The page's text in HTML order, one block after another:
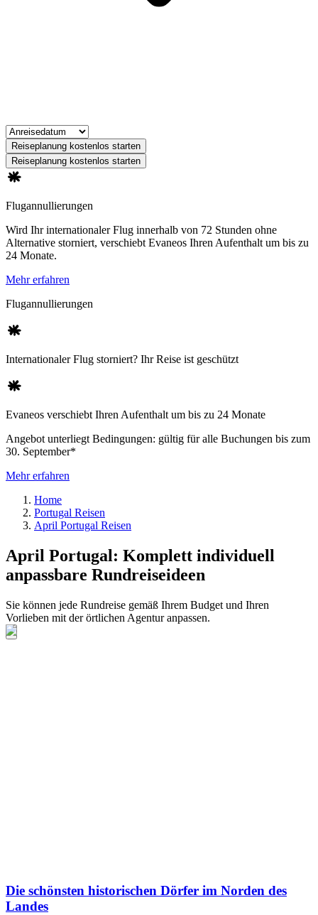
Reiseplanung kostenlos starten
Reiseplanung kostenlos starten
Flugannullierungen
Wird Ihr internationaler Flug innerhalb von 72 Stunden ohne
Alternative storniert, verschiebt Evaneos Ihren Aufenthalt um bis zu
24 Monate.
Mehr erfahren
Flugannullierungen
Internationaler Flug storniert? Ihr Reise ist geschützt
Evaneos verschiebt Ihren Aufenthalt um bis zu 24 Monate
Angebot unterliegt Bedingungen: gültig für alle Buchungen bis zum
30. September*
Mehr erfahren
Home
Portugal Reisen
April Portugal Reisen
April Portugal: Komplett individuell
anpassbare Rundreiseideen
Sie können jede Rundreise gemäß Ihrem Budget und Ihren
Vorlieben mit der örtlichen Agentur anpassen.
Die schönsten historischen Dörfer im Norden des
Landes